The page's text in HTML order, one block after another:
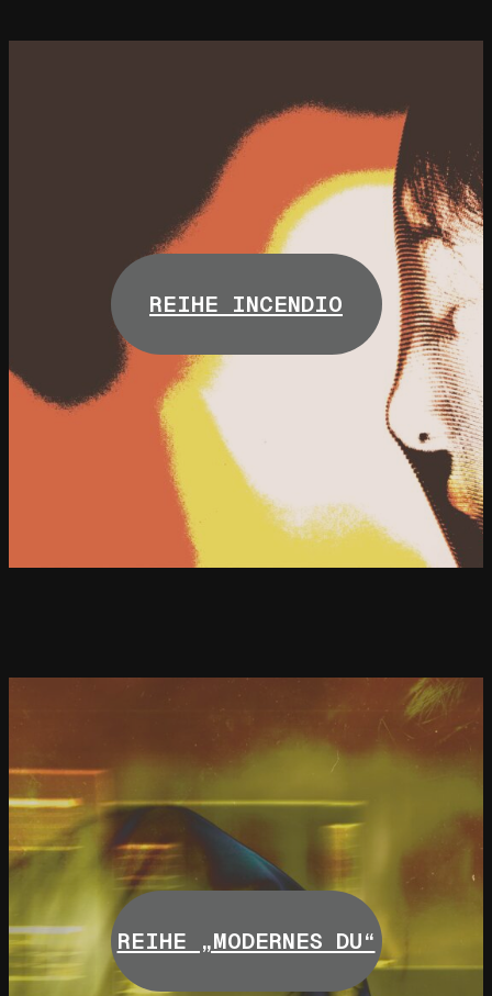
REIHE INCENDIO
REIHE „MODERNES DU“